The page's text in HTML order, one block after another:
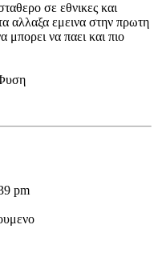
σε εθνικες και
αλλαξα εμεινα στην πρωτη
να παει και πιο
pm